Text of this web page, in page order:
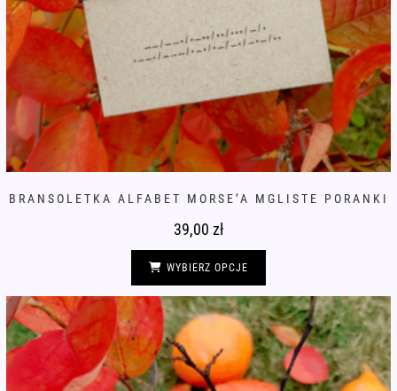
BRANSOLETKA ALFABET MORSE’A MGLISTE PORANKI
39,00 zł
WYBIERZ OPCJE
wariantów.
Opcje
można
wybrać
na
stronie
produktu